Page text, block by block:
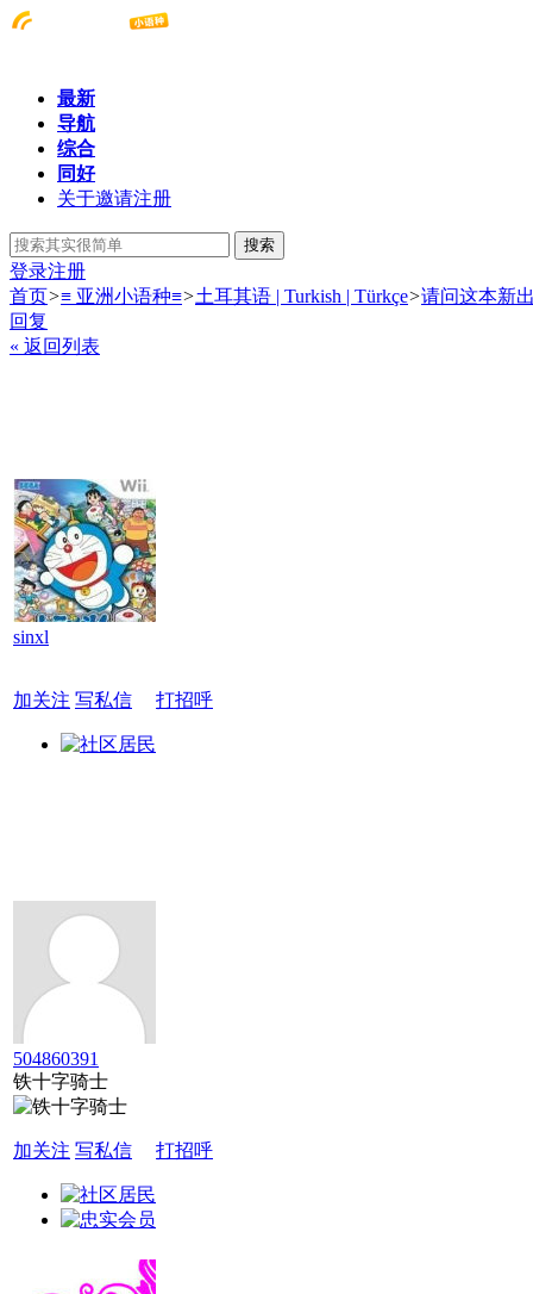
最新
导航
综合
同好
关于邀请注册
搜索
登录注册
首页>≡ 亚洲小语种≡>土耳其语 | Turkish | Türkçe>请问这本新
回复
« 返回列表
sinxl
加关注 写私信 打招呼
504860391
铁十字骑士
加关注 写私信 打招呼